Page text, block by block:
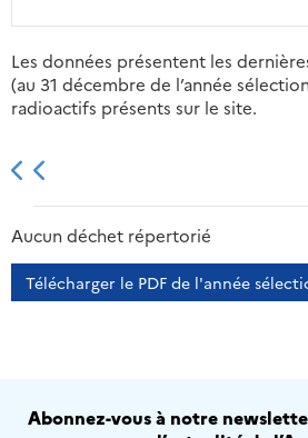
Les données présentent les
(au 31 décembre de l’année
radioactifs présents sur le site.
2013 2014
Aucun déchet répertorié
Télécharger le PDF de l'année
Abonnez-vous à notre